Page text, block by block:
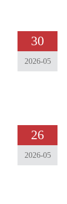
30
2026-05
26
2026-05